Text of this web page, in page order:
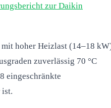
zur Daikin
hoher Heizlast (14–18
zuverlässig 70 °C
eingeschränkte
ist.